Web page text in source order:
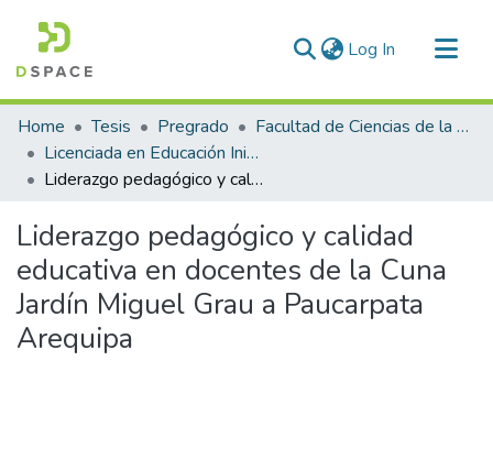
Log In (current)
Communities & Collections
All of DSpace
Statistics
Home Tesis Pregrado
Facultad de Ciencias de la Educación
Licenciada en Educación Inicial Intercultural Bilingüe
Liderazgo pedagógico y calidad educativa en docentes de la Cuna Jardín Miguel Grau a Paucarpata Arequipa
Liderazgo pedagógico y calidad
educativa en docentes de la Cuna
Jardín Miguel Grau a Paucarpata
Arequipa